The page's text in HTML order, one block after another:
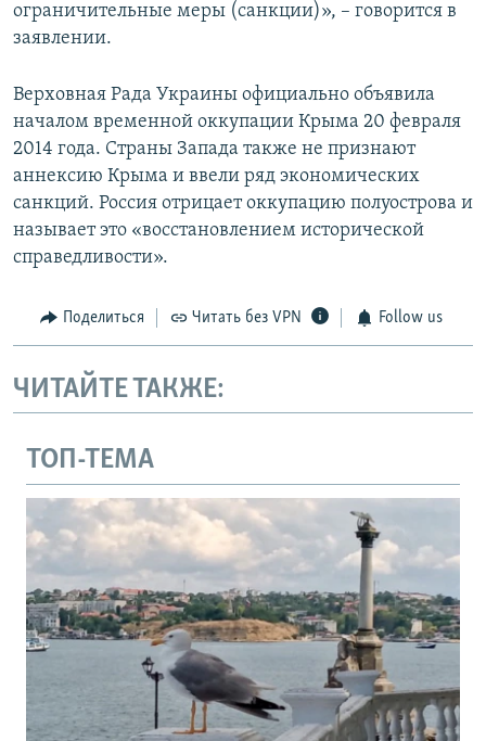
ограничительные меры (санкции)», – говорится в
заявлении.
Верховная Рада Украины официально объявила
началом временной оккупации Крыма 20 февраля
2014 года. Страны Запада также не признают
аннексию Крыма и ввели ряд экономических
санкций. Россия отрицает оккупацию полуострова и
называет это «восстановлением исторической
справедливости».
Поделиться Читать без VPN Follow us
ЧИТАЙТЕ ТАКЖЕ:
ТОП-ТЕМА